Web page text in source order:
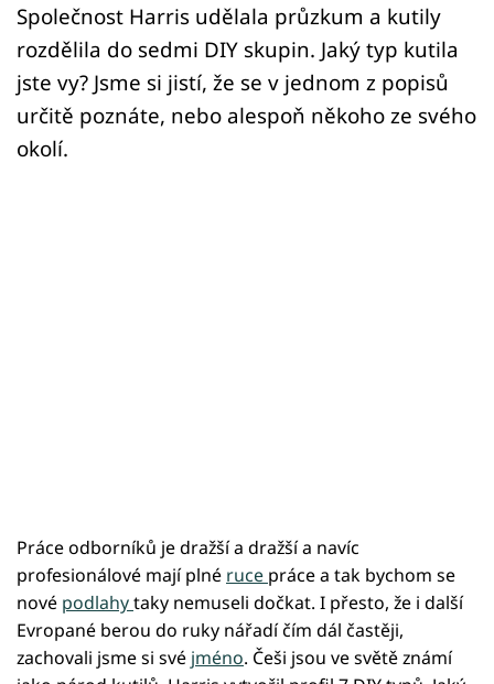
Společnost Harris udělala průzkum a kutily
rozdělila do sedmi DIY skupin. Jaký typ kutila
jste vy? Jsme si jistí, že se v jednom z popisů
určitě poznáte, nebo alespoň někoho ze svého
okolí.
Práce odborníků je dražší a dražší a navíc
profesionálové mají plné ruce práce a tak bychom se
nové podlahytaky nemuseli dočkat. I přesto, že i další
Evropané berou do ruky nářadí čím dál častěji,
zachovali jsme si své jméno. Češi jsou ve světě známí